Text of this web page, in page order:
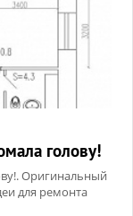
голову!
Оригинальный
для ремонта